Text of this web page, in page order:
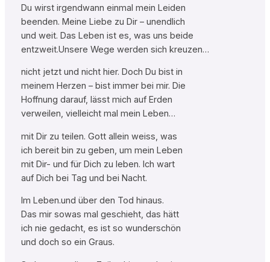
Du wirst irgendwann einmal mein Leiden
beenden. Meine Liebe zu Dir – unendlich
und weit. Das Leben ist es, was uns beide
entzweit.Unsere Wege werden sich kreuzen…
nicht jetzt und nicht hier. Doch Du bist in
meinem Herzen – bist immer bei mir. Die
Hoffnung darauf, lässt mich auf Erden
verweilen, vielleicht mal mein Leben…
mit Dir zu teilen. Gott allein weiss, was
ich bereit bin zu geben, um mein Leben
mit Dir- und für Dich zu leben. Ich wart
auf Dich bei Tag und bei Nacht.
Im Leben.und über den Tod hinaus.
Das mir sowas mal geschieht, das hätt
ich nie gedacht, es ist so wunderschön
und doch so ein Graus.